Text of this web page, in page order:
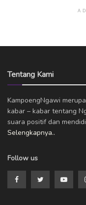
Tentang Kami
KampoengNgawi
kabar – kabar tentang
suara positif dan
Selengkapnya..
Follow us